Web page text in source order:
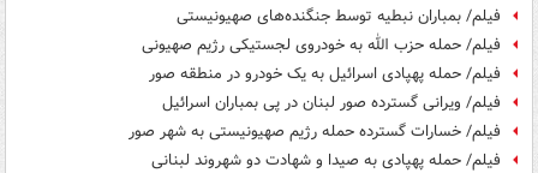
فیلم/ بمباران نبطیه توسط جنگنده‌های صهیونیستی
فیلم/ حمله حزب الله به خودروی لجستیکی رژیم صهیونی
فیلم/ حمله پهپادی اسرائیل به یک خودرو در منطقه صور
فیلم/ ویرانی گسترده صور لبنان در پی بمباران اسرائیل
فیلم/ خسارات گسترده حمله رژیم صهیونیستی به شهر صور
فیلم/ حمله پهپادی به صیدا و شهادت دو شهروند لبنانی